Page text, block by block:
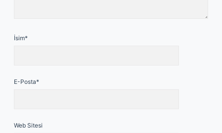
İsim*
E-Posta*
Web Sitesi